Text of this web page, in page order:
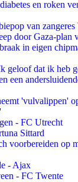
en roken
van
door Gaza-plan
in eigen
geloof dat ik heb
een
'vulvalippen'
- FC Utrecht
Sittard
voorbereiden op
- Ajax
- FC Twente